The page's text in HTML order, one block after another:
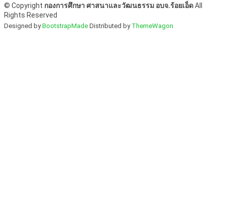
© Copyright กองการศึกษา ศาสนาและวัฒนธรรม อบจ.ร้อยเอ็ดAll
Rights Reserved
Designed byBootstrapMade Distributed by ThemeWagon